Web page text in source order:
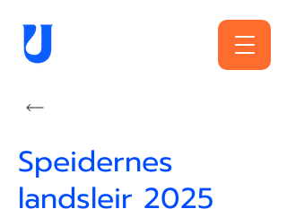
Speidernes
landsleir 2025